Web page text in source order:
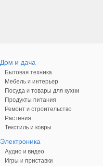
Дом и дача
Бытовая техника
Мебель и интерьер
Посуда и товары для кухни
Продукты питания
Ремонт и строительство
Растения
Текстиль и ковры
Электроника
Аудио и видео
Игры и приставки